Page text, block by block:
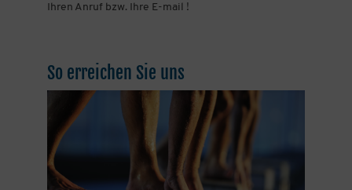
Ihren Anruf bzw. Ihre E-mail !
So erreichen Sie uns